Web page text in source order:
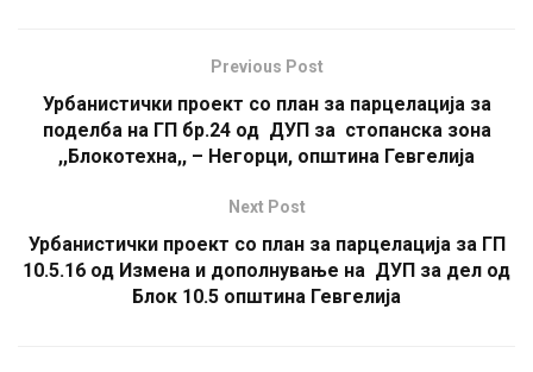
Previous Post
Урбанистички проект со план за парцелација за
поделба на ГП бр.24 од ДУП за стопанска зона
,,Блокотехна,, – Негорци, општина Гевгелија
Next Post
Урбанистички проект со план за парцелација за ГП
10.5.16 од Измена и дополнување на ДУП за дел од
Блок 10.5 општина Гевгелија